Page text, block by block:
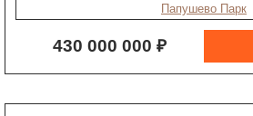
Папушево Парк
430 000 000 ₽